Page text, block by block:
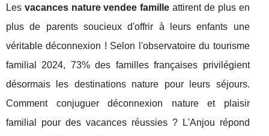
Les vacances nature vendee famille attirent de plus en
plus de parents soucieux d'offrir à leurs enfants une
véritable déconnexion ! Selon l'observatoire du tourisme
familial 2024, 73% des familles françaises privilégient
désormais les destinations nature pour leurs séjours.
Comment conjuguer déconnexion nature et plaisir
familial pour des vacances réussies ? L'Anjou répond